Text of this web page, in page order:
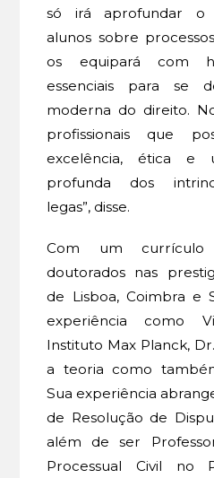
só irá aprofundar o
alunos sobre
os equipará com
essenciais para se
moderna do direito.
profissionais que
excelência, ética e
profunda dos
legas”, disse.
Com um
doutorados nas
de Lisboa, Coimbra e
experiência como
Instituto Max Planck,
a teoria como
Sua experiência
de Resolução de
além de ser
Processual Civil no